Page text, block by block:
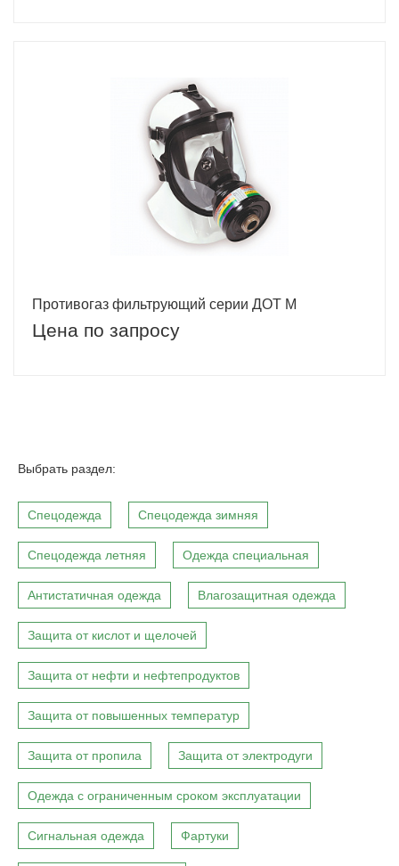
Противогаз фильтрующий серии ДОТ М
Цена по запросу
Выбрать раздел:
Спецодежда Спецодежда зимняя
Спецодежда летняя Одежда специальная
Антистатичная одежда Влагозащитная одежда
Защита от кислот и щелочей
Защита от нефти и нефтепродуктов
Защита от повышенных температур
Защита от пропила Защита от электродуги
Одежда с ограниченным сроком эксплуатации
Сигнальная одежда Фартуки